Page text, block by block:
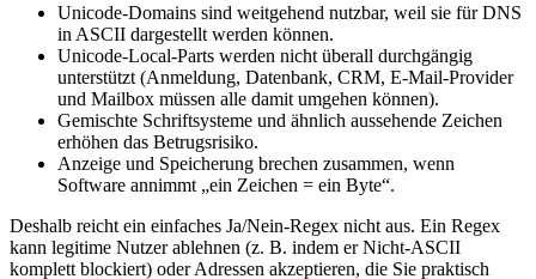
Unicode‑Domains sind weitgehend nutzbar, weil sie für DNS
in ASCII dargestellt werden können.
Unicode‑Local‑Parts werden nicht überall durchgängig
unterstützt (Anmeldung, Datenbank, CRM, E‑Mail‑Provider
und Mailbox müssen alle damit umgehen können).
Gemischte Schriftsysteme und ähnlich aussehende Zeichen
erhöhen das Betrugsrisiko.
Anzeige und Speicherung brechen zusammen, wenn
Software annimmt „ein Zeichen = ein Byte“.
Deshalb reicht ein einfaches Ja/Nein‑Regex nicht aus. Ein Regex
kann legitime Nutzer ablehnen (z. B. indem er Nicht‑ASCII
komplett blockiert) oder Adressen akzeptieren, die Sie praktisch